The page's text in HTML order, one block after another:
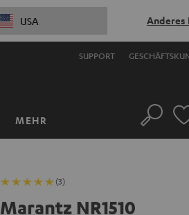
USA Anderes
SUPPORT
MEHR Suche
(3)
Marantz NR1510